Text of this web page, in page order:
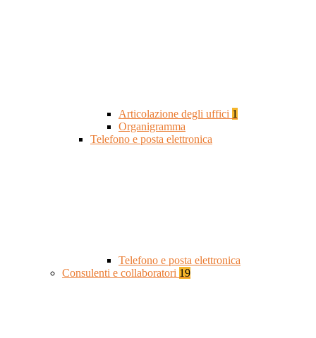
Articolazione degli uffici 1
Organigramma
Telefono e posta elettronica
Telefono e posta elettronica
Consulenti e collaboratori 19